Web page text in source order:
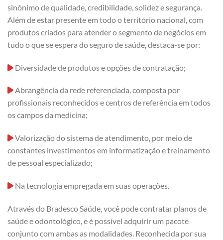
sinônimo de qualidade, credibilidade, solidez e segurança.
Além de estar presente em todo o território nacional, com
produtos criados para atender o segmento de negócios em
tudo o que se espera do seguro de saúde, destaca-se por:
Diversidade de produtos e opções de contratação;
Abrangência da rede referenciada, composta por
profissionais reconhecidos e centros de referência em todos
os campos da medicina;
Valorização do sistema de atendimento, por meio de
constantes investimentos em informatização e treinamento
de pessoal especializado;
Na tecnologia empregada em suas operações.
Através do Bradesco Saúde, você pode contratar planos de
saúde e odontológico, e é possível adquirir um pacote
conjunto com ambas as modalidades. Reconhecida por sua